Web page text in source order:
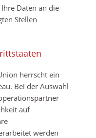
Daten an die
Stellen
herrscht ein
Bei der Auswahl
auf
werden